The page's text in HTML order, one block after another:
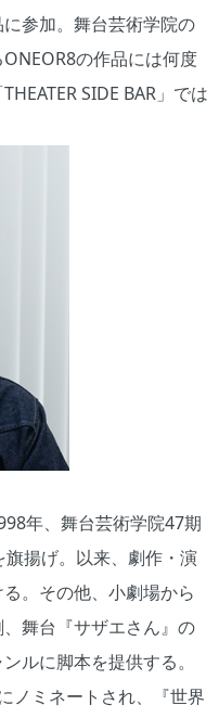
参加。舞台芸術学院の
の作品には何度
SIDE BAR」では
年、舞台芸術学院47期
揚げ。以来、劇作・演
。その他、小劇場から
舞台『サザエさん』の
ルに脚本を提供する。
ノミネートされ、『世界